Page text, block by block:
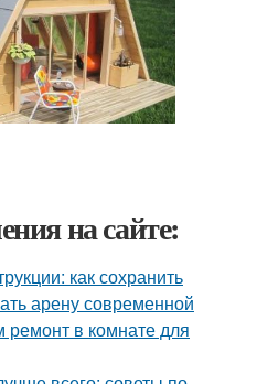
на сайте:
как сохранить
арену современной
в комнате для